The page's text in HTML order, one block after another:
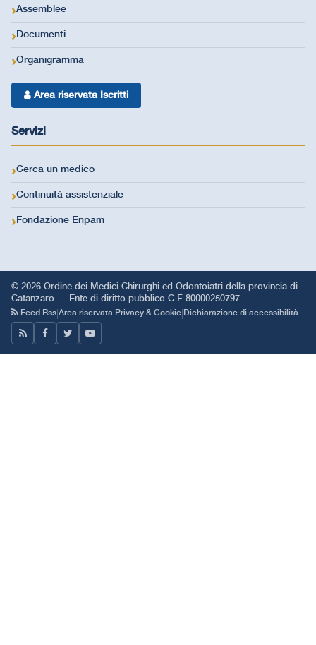
Assemblee
Documenti
Organigramma
Area riservata Iscritti
Servizi
Cerca un medico
Continuità assistenziale
Fondazione Enpam
© 2026 Ordine dei Medici Chirurghi ed Odontoiatri della provincia di
Catanzaro — Ente di diritto pubblico C.F.80000250797
Feed Rss|Area riservata| Privacy & Cookie| Dichiarazione di accessibilità